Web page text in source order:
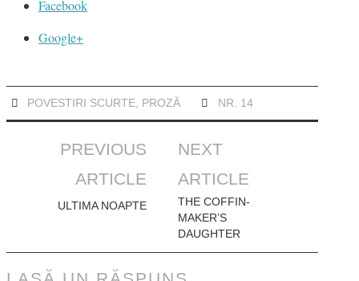
Facebook
Google+
POVESTIRI SCURTE PROZĂ NR. 14
navigation
PREVIOUS
ARTICLE
ULTIMA NOAPTE
NEXT
ARTICLE
THE COFFIN-
MAKER’S
DAUGHTER